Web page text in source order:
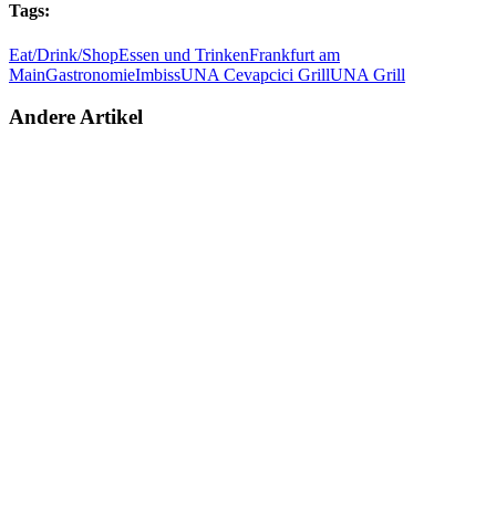
Tags:
Eat/Drink/ShopEssen und TrinkenFrankfurt am
MainGastronomieImbissUNA Cevapcici GrillUNA Grill
Andere Artikel